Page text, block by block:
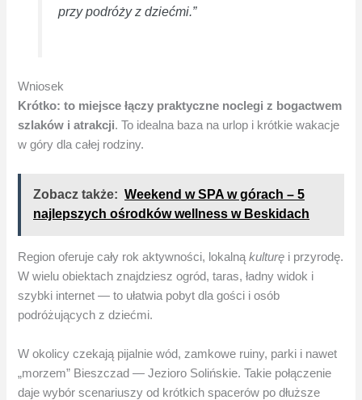
przy podróży z dziećmi.”
Wniosek
Krótko: to miejsce łączy praktyczne noclegi z bogactwem
szlaków i atrakcji. To idealna baza na urlop i krótkie wakacje
w góry dla całej rodziny.
Zobacz także: Weekend w SPA w górach – 5
najlepszych ośrodków wellness w Beskidach
Region oferuje cały rok aktywności, lokalnąkulturę i przyrodę.
W wielu obiektach znajdziesz ogród, taras, ładny widok i
szybki internet — to ułatwia pobyt dla gości i osób
podróżujących z dziećmi.
W okolicy czekają pijalnie wód, zamkowe ruiny, parki i nawet
„morzem” Bieszczad — Jezioro Solińskie. Takie połączenie
daje wybór scenariuszy od krótkich spacerów po dłuższe